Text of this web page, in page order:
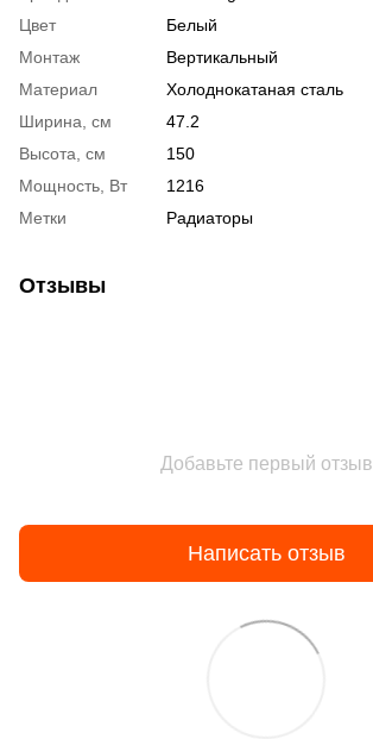
Цвет
Белый
Монтаж
Вертикальный
Материал
Холоднокатаная сталь
Ширина, см
47.2
Высота, см
150
Мощность, Вт
1216
Метки
Радиаторы
Отзывы
Добавьте первый отзыв
Написать отзыв